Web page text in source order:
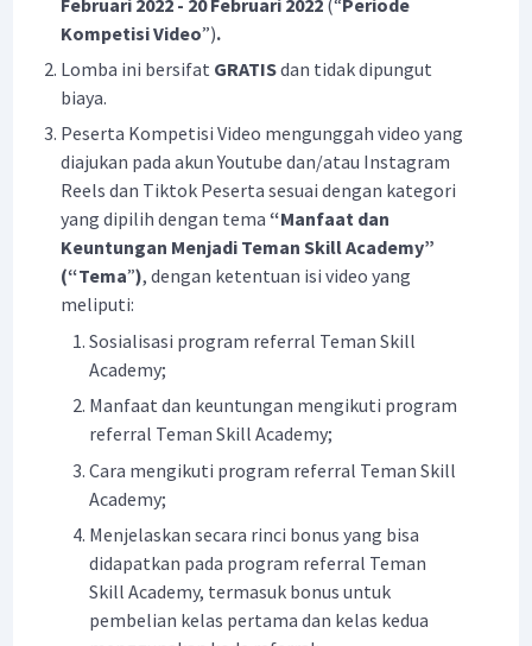
Kompetisi Video”).
Lomba ini bersifat GRATISdan tidak dipungut
biaya.
Peserta Kompetisi Video mengunggah video yang
diajukan pada akun Youtube dan/atau Instagram
Reels dan Tiktok Peserta sesuai dengan kategori
yang dipilih dengan tema “Manfaat dan
Keuntungan Menjadi Teman Skill Academy”
(“Tema”), dengan ketentuan isi video yang
meliputi:
Sosialisasi program referral Teman Skill
Academy;
Manfaat dan keuntungan mengikuti program
referral Teman Skill Academy;
Cara mengikuti program referral Teman Skill
Academy;
Menjelaskan secara rinci bonus yang bisa
didapatkan pada program referral Teman
Skill Academy, termasuk bonus untuk
pembelian kelas pertama dan kelas kedua